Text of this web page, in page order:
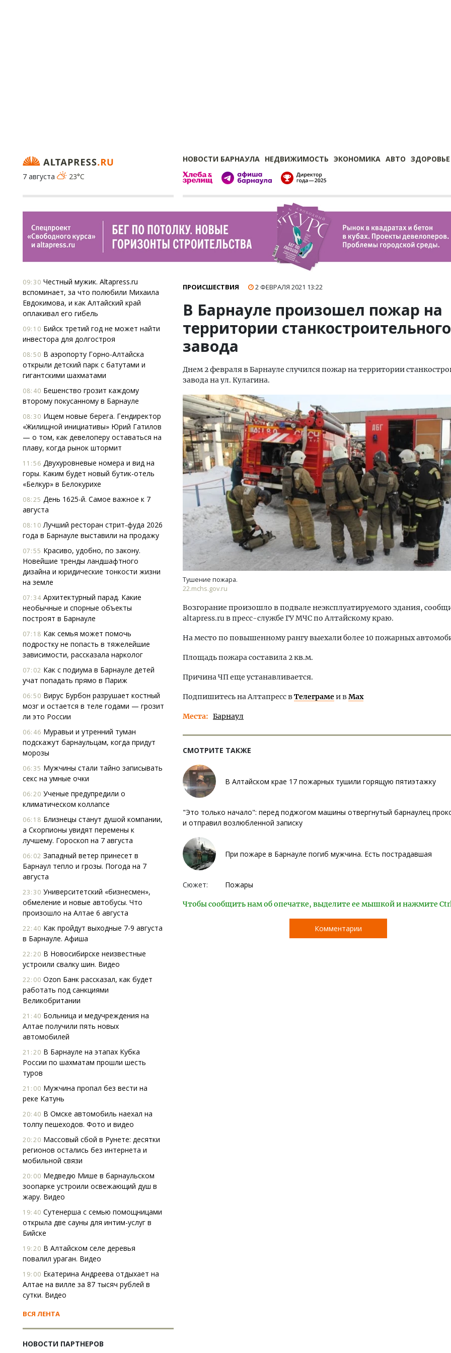
НОВОСТИ БАРНАУЛА НЕДВИЖИМОСТЬ ЭКОНОМИКА АВТО ЗДОРОВЬЕ
7 августа
23°C
09:30 Честный мужик. Altapress.ru
вспоминает, за что полюбили Михаила
Евдокимова, и как Алтайский край
оплакивал его гибель
09:10 Бийск третий год не может найти
инвестора для долгостроя
08:50 В аэропорту Горно-Алтайска
открыли детский парк с батутами и
гигантскими шахматами
08:40 Бешенство грозит каждому
второму покусанному в Барнауле
08:30 Ищем новые берега. Гендиректор
«Жилищной инициативы» Юрий Гатилов
— о том, как девелоперу оставаться на
плаву, когда рынок штормит
11:56 Двухуровневые номера и вид на
горы. Каким будет новый бутик-отель
«Белкур» в Белокурихе
08:25 День 1625-й. Самое важное к 7
августа
08:10 Лучший ресторан стрит-фуда 2026
года в Барнауле выставили на продажу
07:55 Красиво, удобно, по закону.
Новейшие тренды ландшафтного
дизайна и юридические тонкости жизни
на земле
07:34 Архитектурный парад. Какие
необычные и спорные объекты
построят в Барнауле
07:18 Как семья может помочь
подростку не попасть в тяжелейшие
зависимости, рассказала нарколог
07:02 Как с подиума в Барнауле детей
учат попадать прямо в Париж
06:50 Вирус Бурбон разрушает костный
мозг и остается в теле годами — грозит
ли это России
06:46 Муравьи и утренний туман
подскажут барнаульцам, когда придут
морозы
06:35 Мужчины стали тайно записывать
секс на умные очки
06:20 Ученые предупредили о
климатическом коллапсе
06:18 Близнецы станут душой компании,
а Скорпионы увидят перемены к
лучшему. Гороскоп на 7 августа
06:02 Западный ветер принесет в
Барнаул тепло и грозы. Погода на 7
августа
23:30 Университетский «бизнесмен»,
обмеление и новые автобусы. Что
произошло на Алтае 6 августа
22:40 Как пройдут выходные 7-9 августа
в Барнауле. Афиша
22:20 В Новосибирске неизвестные
устроили свалку шин. Видео
22:00 Ozon Банк рассказал, как будет
работать под санкциями
Великобритании
21:40 Больница и медучреждения на
Алтае получили пять новых
автомобилей
21:20 В Барнауле на этапах Кубка
России по шахматам прошли шесть
туров
21:00 Мужчина пропал без вести на
реке Катунь
20:40 В Омске автомобиль наехал на
толпу пешеходов. Фото и видео
20:20 Массовый сбой в Рунете: десятки
регионов остались без интернета и
мобильной связи
20:00 Медведю Мише в барнаульском
зоопарке устроили освежающий душ в
жару. Видео
19:40 Сутенерша с семью помощницами
открыла две сауны для интим-услуг в
Бийске
19:20 В Алтайском селе деревья
повалил ураган. Видео
19:00 Екатерина Андреева отдыхает на
Алтае на вилле за 87 тысяч рублей в
сутки. Видео
ВСЯ ЛЕНТА
НОВОСТИ ПАРТНЕРОВ
ПРОИСШЕСТВИЯ 2 ФЕВРАЛЯ 2021 13:22
В Барнауле произошел пожар на
территории станкостроительного
завода
Днем 2 февраля в Барнауле случился пожар на территории
завода на ул. Кулагина.
Тушение пожара.
22.mchs.gov.ru
Возгорание произошло в подвале неэксплуатируемого здания,
altapress.ru в пресс-службе ГУ МЧС по Алтайскому краю.
На место по повышенному рангу выехали более 10 пожарных
Площадь пожара составила 2 кв.м.
Причина ЧП еще устанавливается.
Подпишитесь на Алтапресс вТелеграмеи вMax
Места Барнаул
СМОТРИТЕ ТАКЖЕ
В Алтайском крае 17 пожарных тушили горящую пятиэтажку
"Это только начало": перед поджогом машины отвергнутый барнаулец
и отправил возлюбленной записку
При пожаре в Барнауле погиб мужчина. Есть пострадавшая
Сюжет: Пожары
Чтобы сообщить нам об опечатке, выделите ее мышкой и нажмите
Комментарии
Архитектурный код начинается с
земли. Мощение крупноформатными
плитами становится новым
стандартом благоустройства
Смелость архитектурных идей.
Генеральный директор компании
ЗИАС — об эстетике городов,
трендах в фасадах и развитии рынка
СТРОИТЕЛЬСТВО
Ищем новые берега.
«Жилищной инициативы»
Гатилов — о том, как
оставаться на плаву,